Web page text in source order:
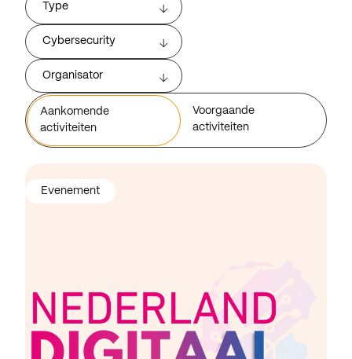
Type
Cybersecurity
Organisator
Aankomende
activiteiten
Voorgaande
activiteiten
Evenement